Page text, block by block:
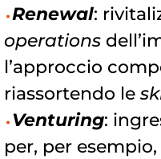
Renewal:
operations
l’approccio
riassortendo le
Venturing:
per, per